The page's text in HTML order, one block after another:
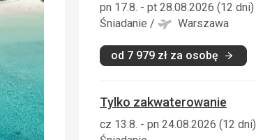
pn 17.8. - pt 28.08.2026 (12 dni)
Śniadanie / Warszawa
od 7 979 zł za osobę
Tylko zakwaterowanie
cz 13.8. - pn 24.08.2026 (12 dni)